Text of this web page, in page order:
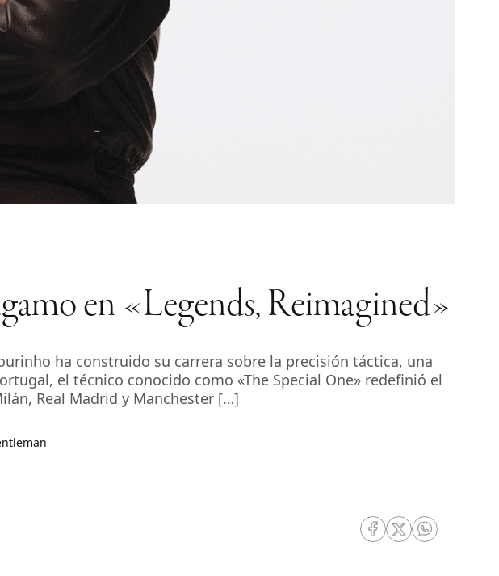
en «Legends, Reimagined»
ha construido su carrera sobre la precisión táctica, una
el técnico conocido como «The Special One» redefinió el
Real Madrid y Manchester […]
RRSS Facebook
RRSS Twitter
RRSS